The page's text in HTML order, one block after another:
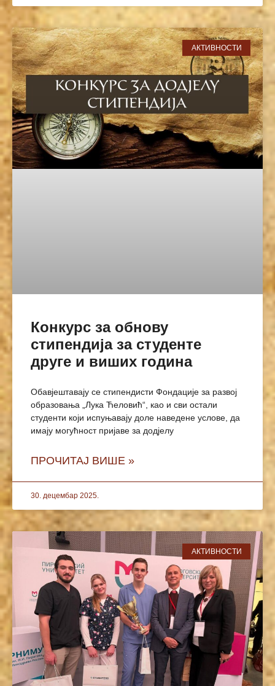
АКТИВНОСТИ
Конкурс за обнову
стипендија за студенте
друге и виших година
Обавјештавају се стипендисти Фондације за развој
образовања „Лука Ћеловић“, као и сви остали
студенти који испуњавају доле наведене услове, да
имају могућност пријаве за додјелу
ПРОЧИТАЈ ВИШЕ »
30. децембар 2025.
АКТИВНОСТИ